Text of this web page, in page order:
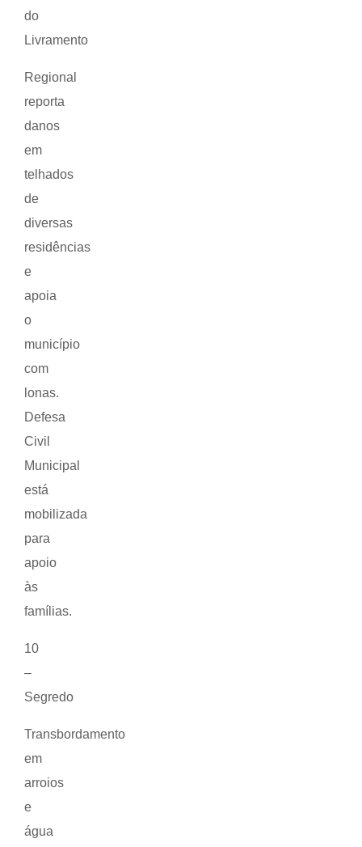
do
Livramento
Regional
reporta
danos
em
telhados
de
diversas
residências
e
apoia
o
município
com
lonas.
Defesa
Civil
Municipal
está
mobilizada
para
apoio
às
famílias.
10
–
Segredo
Transbordamento
em
arroios
e
água